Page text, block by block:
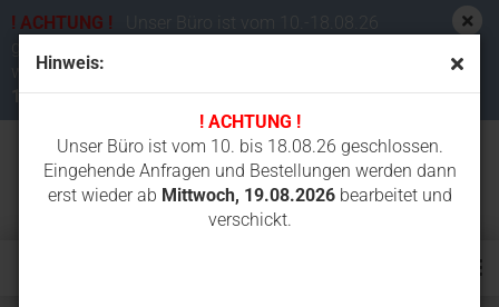
Hinweis:
! ACHTUNG !
Unser Büro ist vom 10. bis 18.08.26 geschlossen.
Eingehende Anfragen und Bestellungen werden dann
erst wieder ab Mittwoch, 19.08.2026bearbeitet und
verschickt.
! ACHTUNG !
Unser Büro ist vom 10.-18.08.26
werden dann erst wieder ab
19.08.2026bearbeitet und verschickt.